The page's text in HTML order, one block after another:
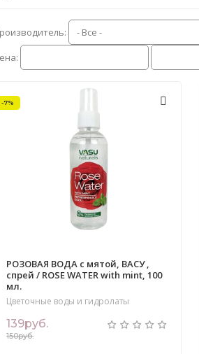
-7%
РОЗОВАЯ ВОДА с мятой, ВАСУ ,
спрей / ROSE WATER with mint, 100
мл.
Цветочные воды и гидролаты
139руб.
150руб.